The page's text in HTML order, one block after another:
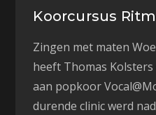
Koorcursus
Zingen met maten
heeft Thomas
aan popkoor
durende clinic werd